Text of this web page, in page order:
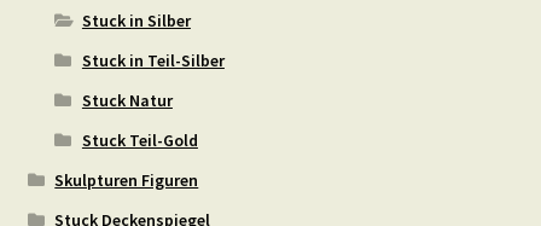
Stuck in Silber
Stuck in Teil-Silber
Stuck Natur
Stuck Teil-Gold
Skulpturen Figuren
Stuck Deckenspiegel